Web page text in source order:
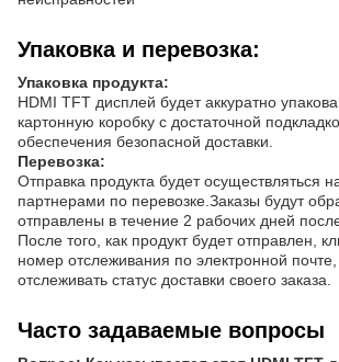
Упаковка и перевозка:
Упаковка продукта:
HDMI TFT дисплей будет аккуратно
картонную коробку с достаточной
обеспечения безопасной доставки.
Перевозка:
Отправка продукта будет осуществляться
партнерами по перевозке.Заказы будут
отправлены в течение 2 рабочих дней после
После того, как продукт будет отправлен,
номер отслеживания по электронной
отслеживать статус доставки своего заказа.
Часто задаваемые вопросы